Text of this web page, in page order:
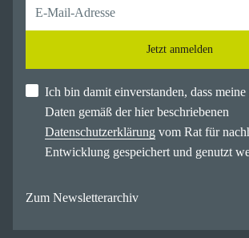
Jetzt anmelden
Ich bin damit einverstanden, dass
Daten gemäß der hier beschriebenen
Datenschutzerklärung vom Rat für
Entwicklung gespeichert und genutzt
Zum Newsletterarchiv